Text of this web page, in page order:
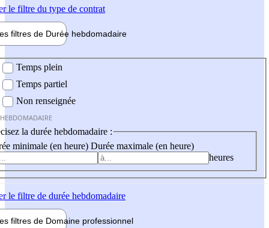
le filtre du type de contrat
filtres de Durée hebdomadaire
Temps plein
Temps partiel
Non renseignée
la durée hebdomadaire :
minimale (en heure) Durée maximale (en heure)
heures
le filtre de durée hebdomadaire
filtres de Domaine professionnel